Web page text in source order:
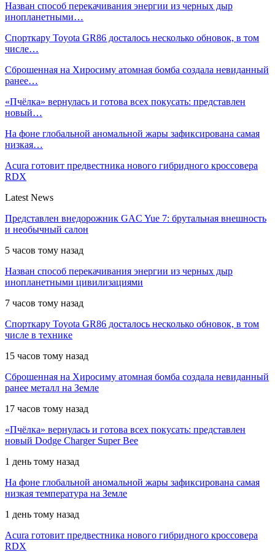
Назван способ перекачивания энергии из черных дыр
инопланетными…
Спорткару Toyota GR86 досталось несколько обновок, в том
числе…
Сброшенная на Хиросиму атомная бомба создала невиданный
ранее…
«Пчёлка» вернулась и готова всех покусать: представлен
новый…
На фоне глобальной аномальной жары зафиксирована самая
низкая…
Acura готовит предвестника нового гибридного кроссовера
RDX
Latest News
Представлен внедорожник GAC Yue 7: брутальная внешность
и необычный салон
5 часов тому назад
Назван способ перекачивания энергии из черных дыр
инопланетными цивилизациями
7 часов тому назад
Спорткару Toyota GR86 досталось несколько обновок, в том
числе в технике
15 часов тому назад
Сброшенная на Хиросиму атомная бомба создала невиданный
ранее металл на Земле
17 часов тому назад
«Пчёлка» вернулась и готова всех покусать: представлен
новый Dodge Charger Super Bee
1 день тому назад
На фоне глобальной аномальной жары зафиксирована самая
низкая температура на Земле
1 день тому назад
Acura готовит предвестника нового гибридного кроссовера
RDX